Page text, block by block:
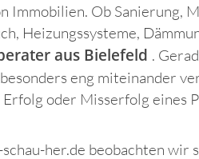
Immobilien. Ob Sanierung,
Heizungssysteme,
aus Bielefeld .
eng miteinander
oder Misserfolg eines
her.de beobachten